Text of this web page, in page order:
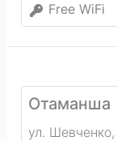
Free WiFi
Отаманша
ул. Шевченко,